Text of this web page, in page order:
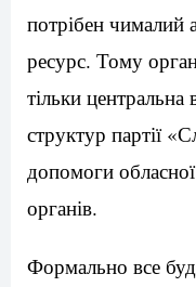
потрібен чималий
ресурс. Тому
тільки
структур партії
допомоги
органів.
Формально все